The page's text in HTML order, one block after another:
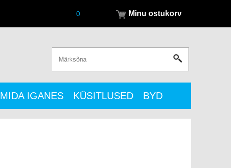
0 Minu ostukorv
MIDA IGANES KÜSITLUSED BYD